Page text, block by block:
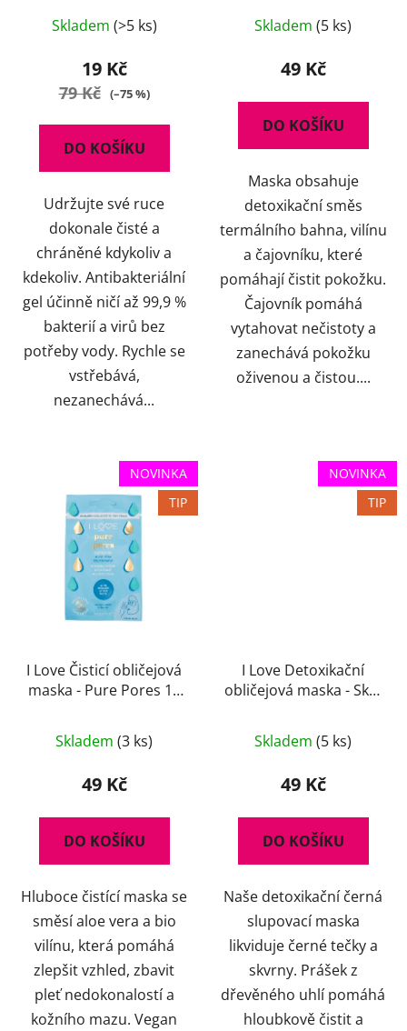
hodnocení
produktu
5
Skladem (>5 ks)
19 Kč
79 Kč (–75 %)
DO KOŠÍKU
Udržujte své ruce
dokonale čisté a
chráněné kdykoliv a
kdekoliv. Antibakteriální
gel účinně ničí až 99,9 %
bakterií a virů bez
potřeby vody. Rychle se
vstřebává,
nezanechává...
Skladem (5 ks)
49 Kč
DO KOŠÍKU
Maska obsahuje
detoxikační směs
termálního bahna, vilínu
a čajovníku, které
pomáhají čistit pokožku.
Čajovník pomáhá
vytahovat nečistoty a
zanechává pokožku
oživenou a čistou....
NOVINKA
TIP
I Love Čisticí obličejová
maska - Pure Pores 10
Skladem (3 ks)
49 Kč
DO KOŠÍKU
Hluboce čistící maska se
směsí aloe vera a bio
vilínu, která pomáhá
zlepšit vzhled, zbavit
pleť nedokonalostí a
kožního mazu. Vegan
NOVINKA
TIP
I Love Detoxikační
obličejová maska - Skin
Skladem (5 ks)
49 Kč
DO KOŠÍKU
Naše detoxikační černá
slupovací maska
likviduje černé tečky a
skvrny. Prášek z
dřevěného uhlí pomáhá
hloubkově čistit a